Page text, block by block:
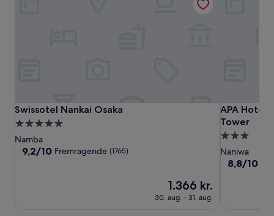
Swissotel
Nankai
Osaka
Swissotel
Nankai
Osaka
Swissotel Nankai Osaka
Swissotel Nankai Osaka
5.0-
stjernet
overnatningssted
Namba
9.2
9,2/10 Fremragende (1765)
Prisen
1.366 kr.
1.366 kr.
30. aug. - 31. aug.
APA
Hotel
&
Resort
Osaka
APA Hotel
Tower
APA Hotel
3.0-
stjernet
Naniwa
8.8
8,8/10